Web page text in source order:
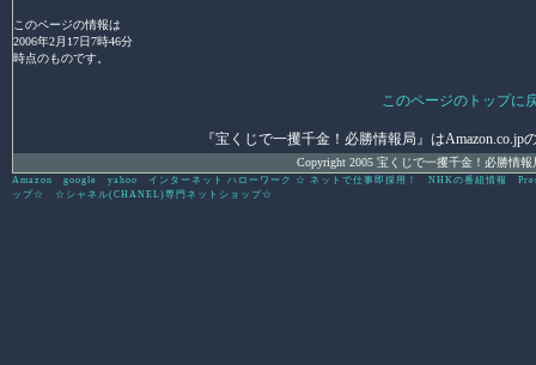
このページの情報は
2006年2月17日7時46分
時点のものです。
このページのトップに
『宝くじで一攫千金！必勝情報局』はAmazon.co.jp
Copyright 2005 宝くじで一攫千金！必勝情報
Amazon google yahoo インターネット ハローワーク ☆ ネットで仕事即採用！ NHKの番組情報
ップ☆
☆シャネル(CHANEL)専門ネットショップ☆